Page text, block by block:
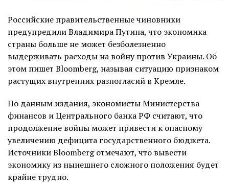
Российские правительственные чиновники
предупредили Владимира Путина, что экономика
страны больше не может безболезненно
выдерживать расходы на войну против Украины. Об
этом пишет Bloomberg, называя ситуацию признаком
растущих внутренних разногласий в Кремле.
По данным издания, экономисты Министерства
финансов и Центрального банка РФ считают, что
продолжение войны может привести к опасному
увеличению дефицита государственного бюджета.
Источники Bloomberg отмечают, что вывести
экономику из нынешнего сложного положения будет
крайне трудно.